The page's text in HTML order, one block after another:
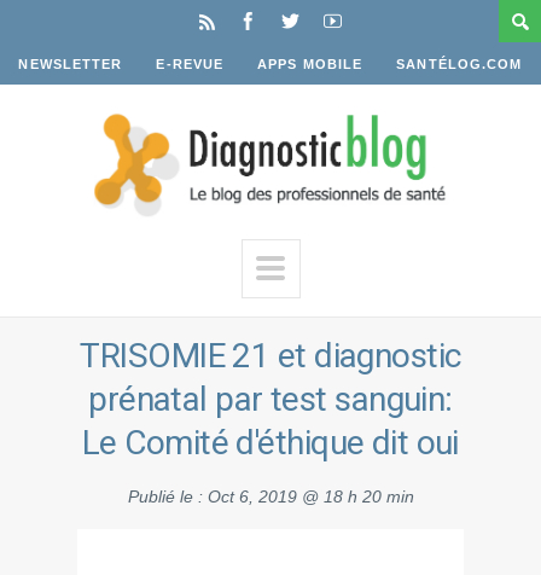
NEWSLETTER E-REVUE APPS MOBILE SANTÉLOG.COM
TRISOMIE 21 et diagnostic
prénatal par test sanguin:
Le Comité d'éthique dit oui
Publié le : Oct 6, 2019 @ 18 h 20 min